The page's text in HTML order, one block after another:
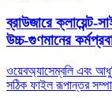
ব্রাউজারে
উচ্চ‑গুণমানের
ওয়েবঅ্যাসেম্বলি এবং
সঠিক ফাইল রূপান্তর